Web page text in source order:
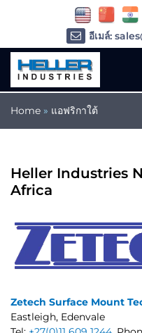
Home » แอฟริกาใต้
Heller Industries
Africa
Zetech Surface Mount
Eastleigh, Edenvale
อีเมล์:
อีเมล์:
โทรศัพท์ :